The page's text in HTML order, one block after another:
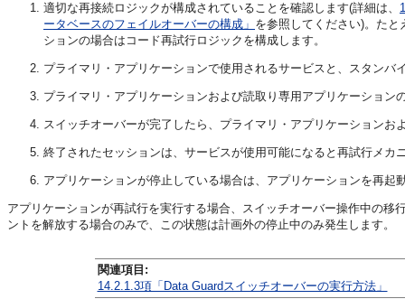
適切な再接続ロジックが構成されていることを確認します(詳細は、
ータベースのフェイルオーバーの構成」 を参照してください)。た
ションの場合はコード再試行ロジックを構成します。
プライマリ・アプリケーションで使用されるサービスと、スタン
プライマリ・アプリケーションおよび読取り専用アプリケーション
スイッチオーバーが完了したら、プライマリ・アプリケーション
終了されたセッションは、サービスが使用可能になると再試行メカ
アプリケーションが停止している場合は、アプリケーションを再起
アプリケーションが再試行を実行する場合、スイッチオーバー操作中の
ントを解放する場合のみで、この状態は計画外の停止中のみ発生します。
関連項目:
14.2.1.3項「Data Guardスイッチオーバーの実行方法」